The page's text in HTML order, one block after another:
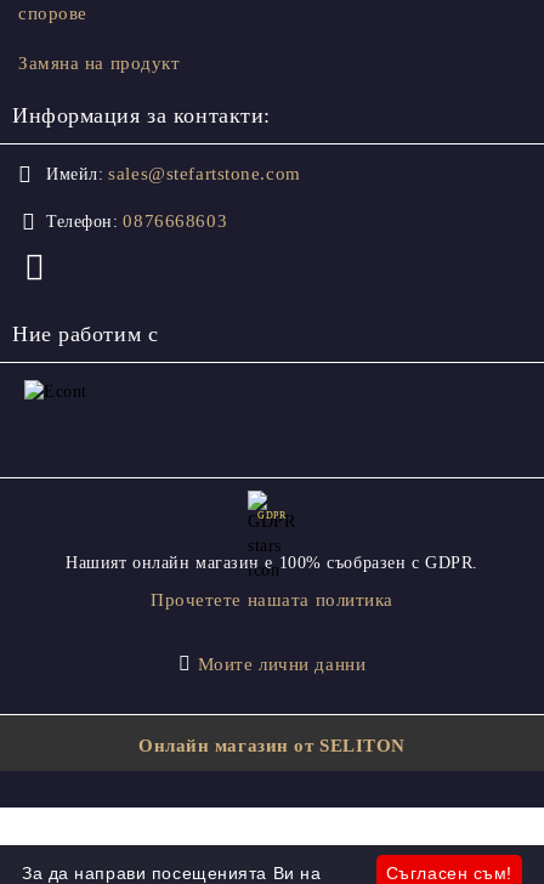
спорове
Замяна на продукт
Информация за контакти:
Имейл: sales@stefartstone.com
Телефон: 0876668603
Ние работим с
GDPR
Нашият онлайн магазин е 100% съобразен с GDPR.
Прочетете нашата политика
Моите лични данни
Онлайн магазин от SELITON
Съгласен съм!
За да направи посещенията Ви на